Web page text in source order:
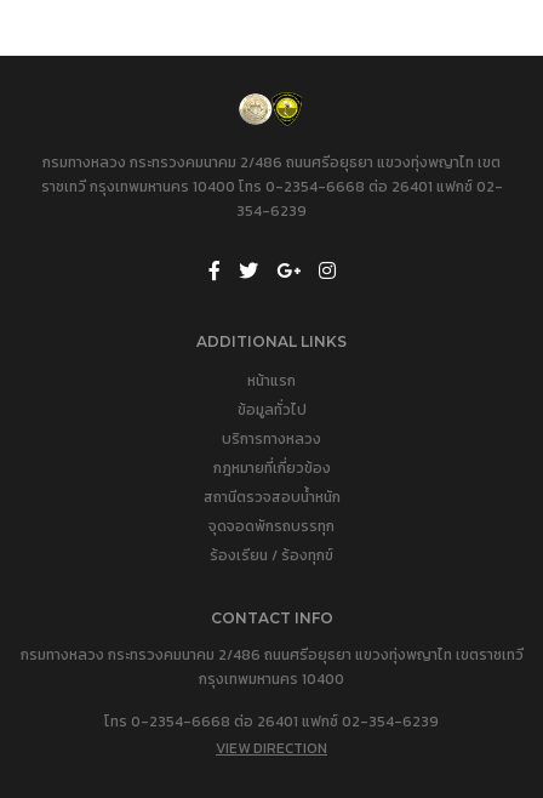
กรมทางหลวง กระทรวงคมนาคม 2/486 ถนนศรีอยุธยา แขวงทุ่งพญาไท เขต
ราชเทวี กรุงเทพมหานคร 10400 โทร 0-2354-6668 ต่อ 26401 แฟกซ์ 02-
354-6239
ADDITIONAL LINKS
หน้าแรก
ข้อมูลทั่วไป
บริการทางหลวง
กฎหมายที่เกี่ยวข้อง
สถานีตรวจสอบน้ำหนัก
จุดจอดพักรถบรรทุก
ร้องเรียน / ร้องทุกข์
CONTACT INFO
กรมทางหลวง กระทรวงคมนาคม 2/486 ถนนศรีอยุธยา แขวงทุ่งพญาไท เขตราชเทวี
กรุงเทพมหานคร 10400
โทร 0-2354-6668 ต่อ 26401 แฟกซ์ 02-354-6239
VIEW DIRECTION